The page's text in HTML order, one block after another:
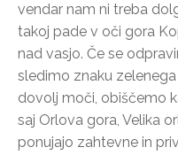
vendar nam ni treba
takoj pade v oči gora
nad vasjo. Če se
sledimo znaku
dovolj moči, obiščemo
saj Orlova gora, Velika
ponujajo zahtevne in